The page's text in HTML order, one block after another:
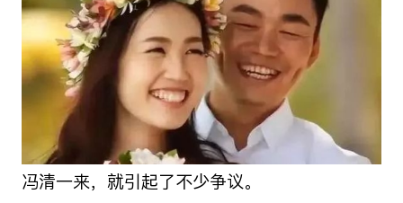
冯清一来，就引起了不少争议。